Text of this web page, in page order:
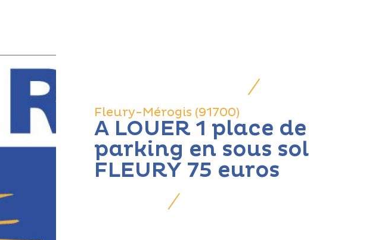
Fleury-Mérogis (91700)
A LOUER 1 place de
parking en sous sol
FLEURY 75 euros